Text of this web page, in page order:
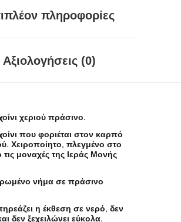
πληροφορίες
Αξιολογήσεις (0)
χεριού πράσινο.
που φοριέται στον καρπό
Χειροποίητο, πλεγμένο στο
τις μοναχές της Ιεράς Μονής
νήμα σε πράσινο
η έκθεση σε νερό, δεν
δεν ξεχειλώνει εύκολα.